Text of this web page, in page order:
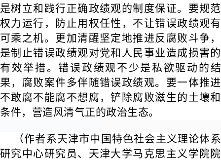
是树立和践行正确政绩观的制度保证。要规范
权力运行，防止用权任性，不让错误政绩观有
可乘之机。更加清醒坚定地推进反腐败斗争，
是制止错误政绩观对党和人民事业造成损害的
有效举措。错误政绩观不少是私欲驱动的结
果，腐败案件多伴随错误政绩观。要一体推进
不敢腐不能腐不想腐，铲除腐败滋生的土壤和
条件，营造风清气正的政治生态。
（作者系天津市中国特色社会主义理论体系
研究中心研究员、天津大学马克思主义学院院